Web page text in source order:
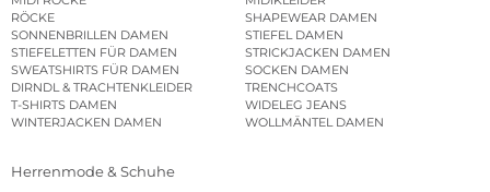
RÖCKE
SHAPEWEAR DAMEN
SONNENBRILLEN DAMEN
STIEFEL DAMEN
STIEFELETTEN FÜR DAMEN
STRICKJACKEN DAMEN
SWEATSHIRTS FÜR DAMEN
SOCKEN DAMEN
DIRNDL & TRACHTENKLEIDER
TRENCHCOATS
T-SHIRTS DAMEN
WIDELEG JEANS
WINTERJACKEN DAMEN
WOLLMÄNTEL DAMEN
Herrenmode & Schuhe